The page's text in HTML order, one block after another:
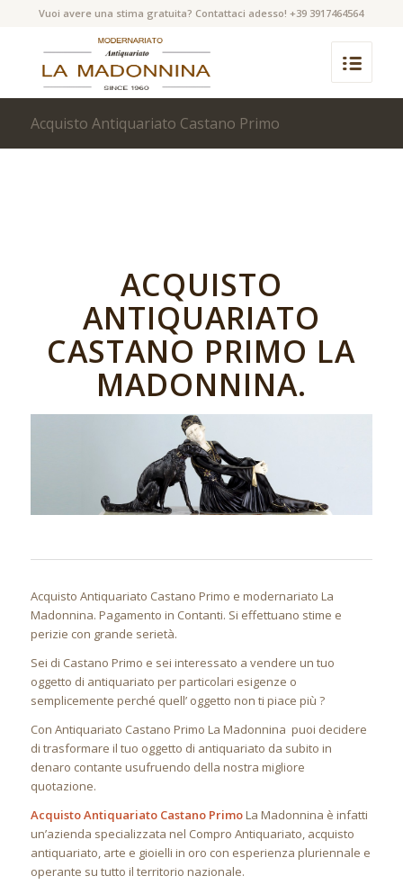
Vuoi avere una stima gratuita? Contattaci adesso! +39 3917464564
Acquisto Antiquariato Castano Primo
ACQUISTO
ANTIQUARIATO
CASTANO PRIMO LA
MADONNINA.
Acquisto Antiquariato Castano Primo e modernariato La
Madonnina. Pagamento in Contanti. Si effettuano stime e
perizie con grande serietà.
Sei di Castano Primo e sei interessato a vendere un tuo
oggetto di antiquariato per particolari esigenze o
semplicemente perché quell’ oggetto non ti piace più ?
Con Antiquariato Castano Primo La Madonnina puoi decidere
di trasformare il tuo oggetto di antiquariato da subito in
denaro contante usufruendo della nostra migliore
quotazione.
Acquisto Antiquariato Castano PrimoLa Madonnina è infatti
un’azienda specializzata nel Compro Antiquariato, acquisto
antiquariato, arte e gioielli in oro con esperienza pluriennale e
operante su tutto il territorio nazionale.